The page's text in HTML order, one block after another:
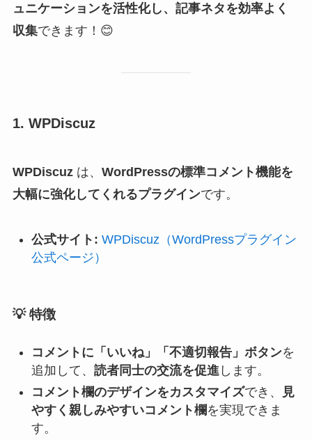
ュニケーションを活性化し、記事ネタを効率よく
収集できます！😊
1. WPDiscuz
WPDiscuzは、 WordPressの標準コメント機能を
大幅に強化してくれるプラグインです。
公式サイト: WPDiscuz（WordPressプラグイン
公式ページ）
💡特徴
コメントに「いいね」「不適切報告」ボタンを
追加して、 読者同士の交流を促進します。
コメント欄のデザインをカスタマイズでき、
見
やすく親しみやすいコメント欄を実現できま
す。